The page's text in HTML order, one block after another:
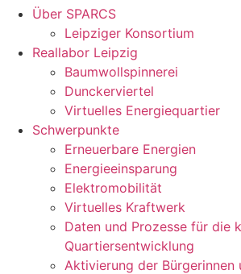
Über SPARCS
Leipziger Konsortium
Reallabor Leipzig
Baumwollspinnerei
Dunckerviertel
Virtuelles Energiequartier
Schwerpunkte
Erneuerbare Energien
Energieeinsparung
Elektromobilität
Virtuelles Kraftwerk
Daten und Prozesse für die
Quartiersentwicklung
Aktivierung der Bürgerinnen